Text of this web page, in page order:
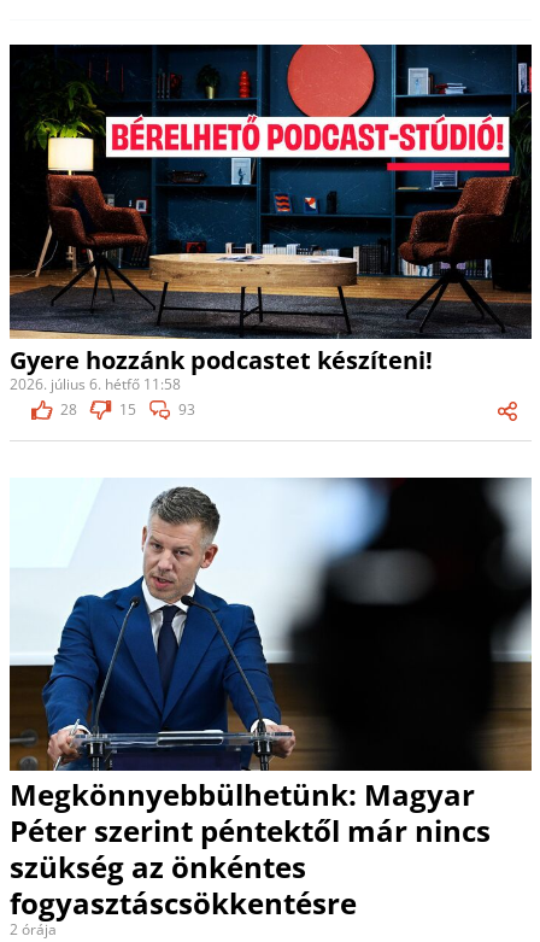
Gyere hozzánk podcastet készíteni!
2026. július 6. hétfő 11:58
28
15 93
Megkönnyebbülhetünk: Magyar
Péter szerint péntektől már nincs
szükség az önkéntes
fogyasztáscsökkentésre
2 órája